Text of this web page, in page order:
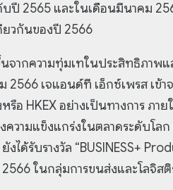
บปี 2565 และในเดือนมีนาคม
ยวกันของปี 2566
นจากความทุ่มเทในประสิทธิภาพ
2566 เจแอนด์ที เอ็กซ์เพรส เข้
อ HKEX อย่างเป็นทางการ ภา
งความแข็งแกร่งในตลาดระดับโล
ได้รับรางวัล “BUSINESS+
ในกลุ่มการขนส่งและโลจิส